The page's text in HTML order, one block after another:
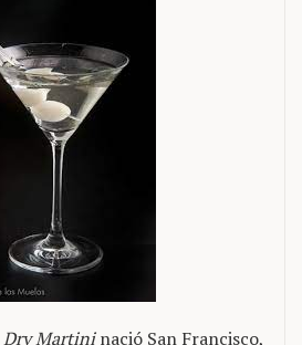
Dry Martininació San Francisco,